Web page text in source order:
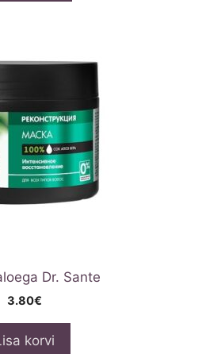
Dr. Sante
3.80€
korvi